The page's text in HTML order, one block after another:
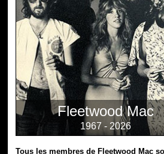
Fleetwood Mac
1967 - 2026
Tous les membres de Fleetwood Mac